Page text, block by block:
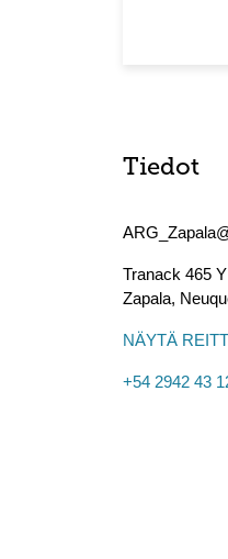
Tiedot
Tranack 465
Zapala,
NÄYTÄ
+54 2942 43